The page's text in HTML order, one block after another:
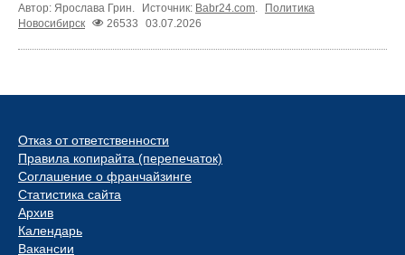
Автор: Ярослава Грин. Источник: Babr24.com
Политика
Новосибирск
26533 03.07.2026
Отказ от ответственности
Правила копирайта (перепечаток)
Соглашение о франчайзинге
Статистика сайта
Архив
Календарь
Вакансии